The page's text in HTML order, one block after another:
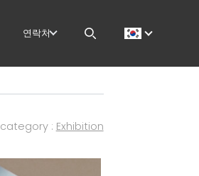
연락처
CAREERS
SALES NETWORK
category : Exhibition